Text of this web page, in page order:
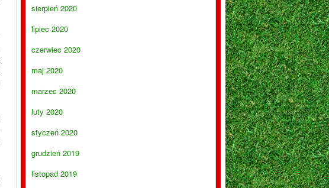
sierpień 2020
lipiec 2020
czerwiec 2020
maj 2020
marzec 2020
luty 2020
styczeń 2020
grudzień 2019
listopad 2019